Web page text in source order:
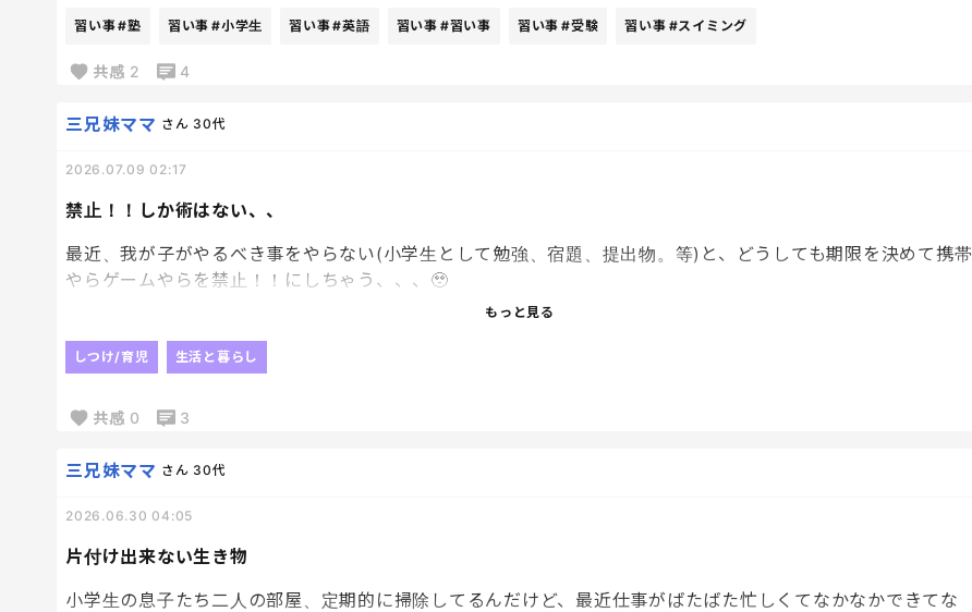
器用貧乏みたいに全部中途半端になってしまった記憶がある。
上の子はピアノを少しやってから、あとはずっとスイミングだけ。下の子は公文のみ。
子どもたちがやりたがらないのもあるし、私も忙しい毎日、やりたいことが見つからないのなら興味があるこ
で、私がやったことのない中学受験。
全て自分とは違う子ども時代を送っている子どもたち。
習い事#塾 習い事 #小学生 習い事#英語 習い事 #習い事 習い事 #受験 習い事 #スイミング
共感 2 4
禁止！！しか術はない、、
三兄妹ママ さん 30代
2026.07.09 02:17
最近、我が子がやるべき事をやらない(小学生として勉強、宿題、提出物。等)と、どうしても期限を決めて携帯
やらゲームやらを禁止！！にしちゃう、、、🥹
何かを取り上げるのではなく、しっかり心から反省してくれるのが1番なんだけどなぁ
もっと見る
しつけ/育児 生活と暮らし
共感 0 3
片付け出来ない生き物
三兄妹ママ さん 30代
2026.06.30 04:05
小学生の息子たち二人の部屋、定期的に掃除してるんだけど、最近仕事がばたばた忙しくてなかなかできてな